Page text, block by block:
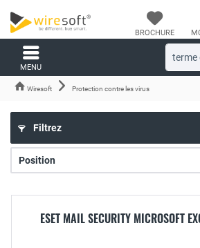
BROCHURE
MENU
Wiresoft Protection contre les virus
Filtrez
ESET MAIL SECURITY MICROSOFT